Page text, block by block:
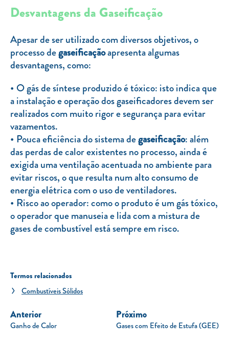
Desvantagens da Gaseificação
Apesar de ser utilizado com diversos objetivos, o
processo degaseificaçãoapresenta algumas
desvantagens, como:
O gás de síntese produzido é tóxico: isto indica que
a instalação e operação dos gaseificadores devem ser
realizados com muito rigor e segurança para evitar
vazamentos.
Pouca eficiência do sistema degaseificação: além
das perdas de calor existentes no processo, ainda é
exigida uma ventilação acentuada no ambiente para
evitar riscos, o que resulta num alto consumo de
energia elétrica com o uso de ventiladores.
Risco ao operador: como o produto é um gás tóxico,
o operador que manuseia e lida com a mistura de
gases de combustível está sempre em risco.
Termos relacionados
Combustíveis Sólidos
Anterior
Ganho de Calor
Próximo
Gases com Efeito de Estufa (GEE)